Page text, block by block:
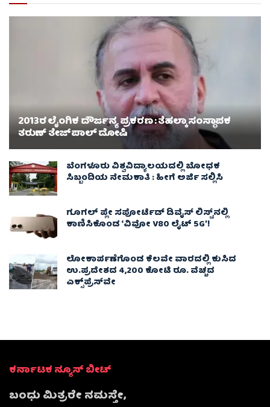
2013ರ ಲೈಂಗಿಕ ದೌರ್ಜನ್ಯ ಪ್ರಕರಣ : ತೆಹಲ್ಕಾ ಸಂಸ್ಥಾಪಕ
ತರುಣ್ ತೇಜ್‌ಪಾಲ್ ದೋಷಿ
ಬೆಂಗಳೂರು ವಿಶ್ವವಿದ್ಯಾಲಯದಲ್ಲಿ ಬೋಧಕ
ಸಿಬ್ಬಂದಿಯ ನೇಮಕಾತಿ : ಹೀಗೆ ಅರ್ಜಿ ಸಲ್ಲಿಸಿ
ಗೂಗಲ್ ಪ್ಲೇ ಸಪೋರ್ಟೆಡ್ ಡಿವೈಸ್ ಲಿಸ್ಟ್‌ನಲ್ಲಿ
ಕಾಣಿಸಿಕೊಂಡ ‘ವಿವೋ V80 ಲೈಟ್ 5G’!
ಲೋಕಾರ್ಪಣೆಗೊಂಡ ಕೆಲವೇ ವಾರದಲ್ಲಿ ಕುಸಿದ
ಉ.ಪ್ರದೇಶದ 4,200 ಕೋಟಿ ರೂ. ವೆಚ್ಚದ
ಎಕ್ಸ್‌ಪ್ರೆಸ್‌ವೇ
ಕರ್ನಾಟಕ ನ್ಯೂಸ್ ಬೀಟ್
ಬಂಧು ಮಿತ್ರರೇ ನಮಸ್ತೇ,